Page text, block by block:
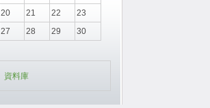
20 21 22
23
27 28 29
30
資料庫